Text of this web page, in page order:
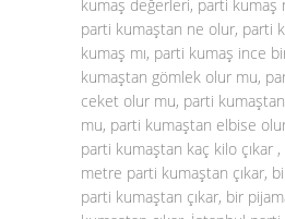
kumaş değerleri, parti kumaş
parti kumaştan ne olur, parti
kumaş mı, parti kumaş ince
kumaştan gömlek olur mu,
ceket olur mu, parti
mu, parti kumaştan elbise
parti kumaştan kaç kilo çıkar
metre parti kumaştan çıkar,
parti kumaştan çıkar, bir